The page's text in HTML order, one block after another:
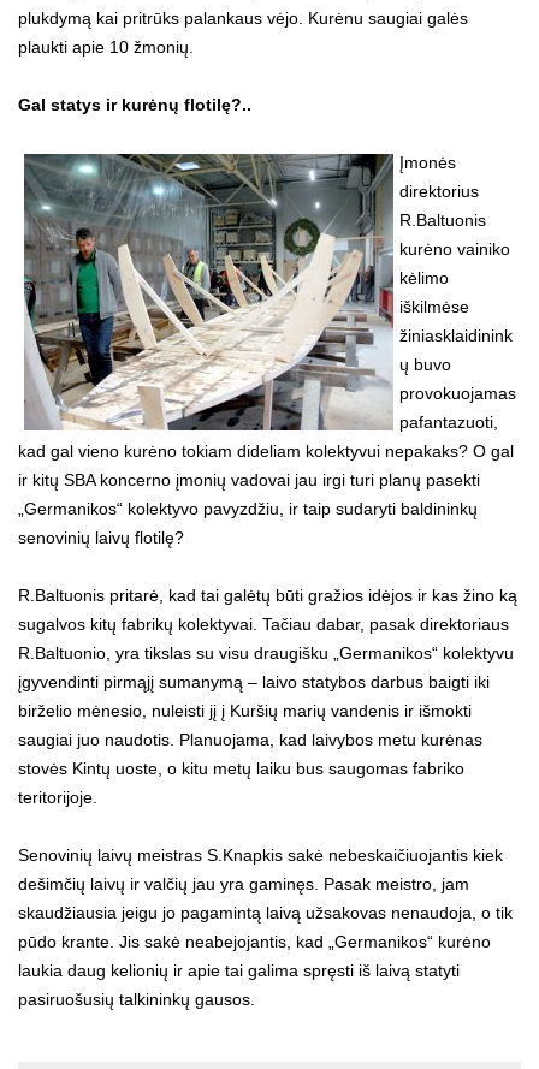
plukdymą kai pritrūks palankaus vėjo. Kurėnu saugiai galės
plaukti apie 10 žmonių.
Gal statys ir kurėnų flotilę?..
Įmonės
direktorius
R.Baltuonis
kurėno vainiko
kėlimo
iškilmėse
žiniasklaidinink
ų buvo
provokuojamas
pafantazuoti,
kad gal vieno kurėno tokiam dideliam kolektyvui nepakaks? O gal
ir kitų SBA koncerno įmonių vadovai jau irgi turi planų pasekti
„Germanikos“ kolektyvo pavyzdžiu, ir taip sudaryti baldininkų
senovinių laivų flotilę?
R.Baltuonis pritarė, kad tai galėtų būti gražios idėjos ir kas žino ką
sugalvos kitų fabrikų kolektyvai. Tačiau dabar, pasak direktoriaus
R.Baltuonio, yra tikslas su visu draugišku „Germanikos“ kolektyvu
įgyvendinti pirmąjį sumanymą – laivo statybos darbus baigti iki
birželio mėnesio, nuleisti jį į Kuršių marių vandenis ir išmokti
saugiai juo naudotis. Planuojama, kad laivybos metu kurėnas
stovės Kintų uoste, o kitu metų laiku bus saugomas fabriko
teritorijoje.
Senovinių laivų meistras S.Knapkis sakė nebeskaičiuojantis kiek
dešimčių laivų ir valčių jau yra gaminęs. Pasak meistro, jam
skaudžiausia jeigu jo pagamintą laivą užsakovas nenaudoja, o tik
pūdo krante. Jis sakė neabejojantis, kad „Germanikos“ kurėno
laukia daug kelionių ir apie tai galima spręsti iš laivą statyti
pasiruošusių talkininkų gausos.